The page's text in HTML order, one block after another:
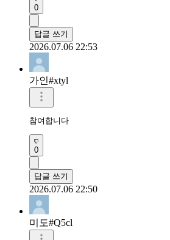
0
답글 쓰기
2026.07.06 22:53
가인#xtyl
참여합니다
0
답글 쓰기
2026.07.06 22:50
미도#Q5cl